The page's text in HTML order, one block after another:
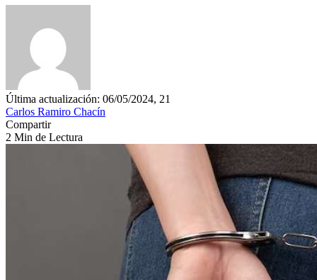
Última actualización: 06/05/2024, 21
Carlos Ramiro Chacín
Compartir
2 Min de Lectura